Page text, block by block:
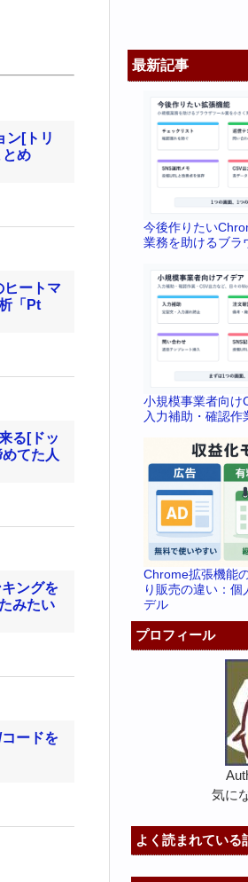
ン[トリ
め
ヒートマ
「Pt
る[ドッ
てた人
ングを
みたい
ードを
最新記事
今後作りたい
業務を助けるブラ
小規模事業者向け
入力補助・確認
Chrome拡張機能
り販売の違い：
デル
プロフィール
気に
よく読まれている